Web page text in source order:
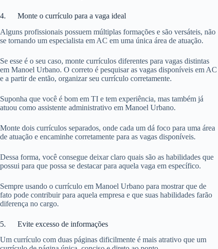
4. Monte o currículo para a vaga ideal
Alguns profissionais possuem múltiplas formações e são versáteis, não
se tornando um especialista em AC em uma única área de atuação.
Se esse é o seu caso, monte currículos diferentes para vagas distintas
em Manoel Urbano. O correto é pesquisar as vagas disponíveis em AC
e a partir de então, organizar seu currículo corretamente.
Suponha que você é bom em TI e tem experiência, mas também já
atuou como assistente administrativo em Manoel Urbano.
Monte dois currículos separados, onde cada um dá foco para uma área
de atuação e encaminhe corretamente para as vagas disponíveis.
Dessa forma, você consegue deixar claro quais são as habilidades que
possui para que possa se destacar para aquela vaga em específico.
Sempre usando o currículo em Manoel Urbano para mostrar que de
fato pode contribuir para aquela empresa e que suas habilidades farão
diferença no cargo.
5. Evite excesso de informações
Um currículo com duas páginas dificilmente é mais atrativo que um